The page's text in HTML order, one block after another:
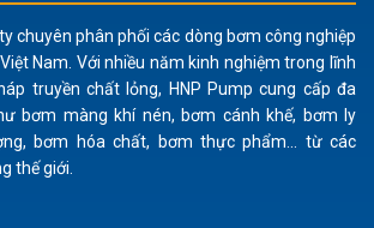
TF/ATF/0014 không sử dụng điện,
cháy nổ trong môi trường dễ bắt lửa.
tự mồi, chạy khô mà không gây hư
thiểu rủi ro vận hành.
đa dạng:
chuyên phân phối các dòng bơm công nghiệp
Nam. Với nhiều năm kinh nghiệm trong lĩnh
truyền chất lỏng, HNP Pump cung cấp đa
bơm màng khí nén, bơm cánh khế, bơm ly
bơm hóa chất, bơm thực phẩm... từ các
thế giới.